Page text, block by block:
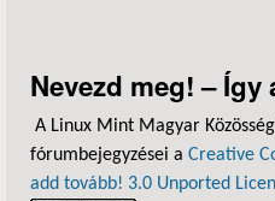
Nevezd meg! – Így
A Linux Mint Magyar
fórumbejegyzései a Creative
add tovább! 3.0 Unported